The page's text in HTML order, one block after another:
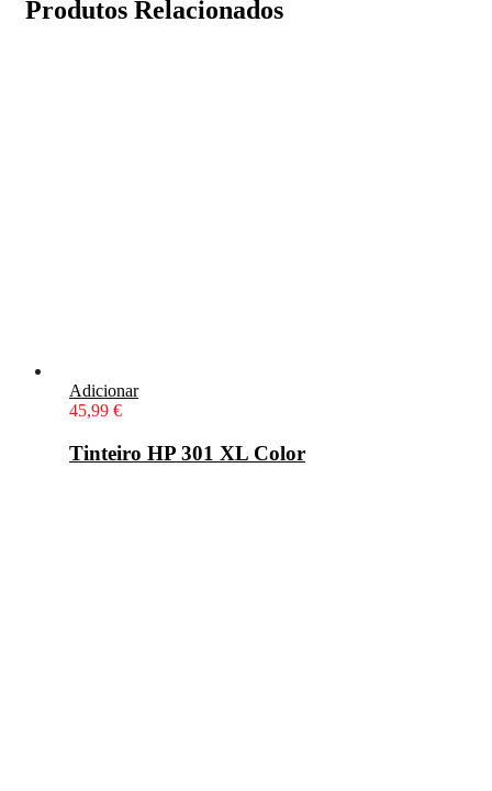
Produtos Relacionados
Adicionar
45,99 €
Tinteiro HP 301 XL Color